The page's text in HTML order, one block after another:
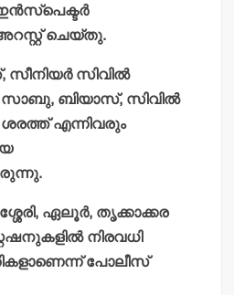
ചെയ്തു.
സിവില്‍
ബിയാസ്, സിവില്‍
എന്നിവരും
ഏലൂര്‍, തൃക്കാക്കര
നിരവധി
പോലീസ്